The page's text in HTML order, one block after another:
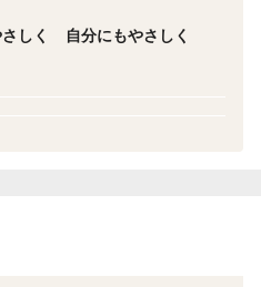
だけの旬の味を是非味わっ
しく 自分にもやさしく